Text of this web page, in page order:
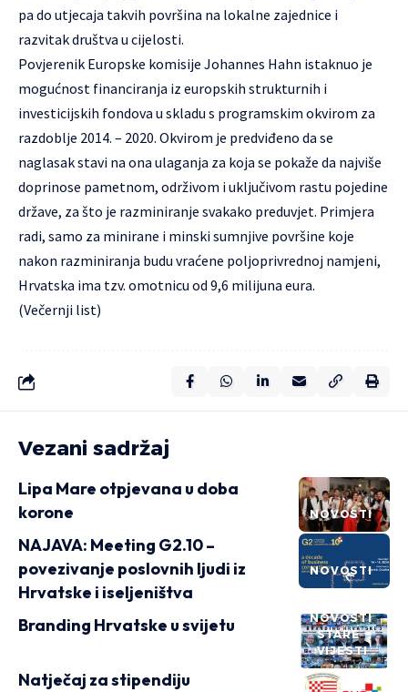
pa do utjecaja takvih površina na lokalne zajednice i
razvitak društva u cijelosti.
Povjerenik Europske komisije Johannes Hahn istaknuo je
mogućnost financiranja iz europskih strukturnih i
investicijskih fondova u skladu s programskim okvirom za
razdoblje 2014. – 2020. Okvirom je predviđeno da se
naglasak stavi na ona ulaganja za koja se pokaže da najviše
doprinose pametnom, održivom i uključivom rastu pojedine
države, za što je razminiranje svakako preduvjet. Primjera
radi, samo za minirane i minski sumnjive površine koje
nakon razminiranja budu vraćene poljoprivrednoj namjeni,
Hrvatska ima tzv. omotnicu od 9,6 milijuna eura.
(Večernji list)
Vezani sadržaj
NOVOSTI
Lipa Mare otpjevana u doba
korone
NOVOSTI
NAJAVA: Meeting G2.10 –
povezivanje poslovnih ljudi iz
Hrvatske i iseljeništva
NOVOSTI
STARE
VIJESTI
Branding Hrvatske u svijetu
Natječaj za stipendiju